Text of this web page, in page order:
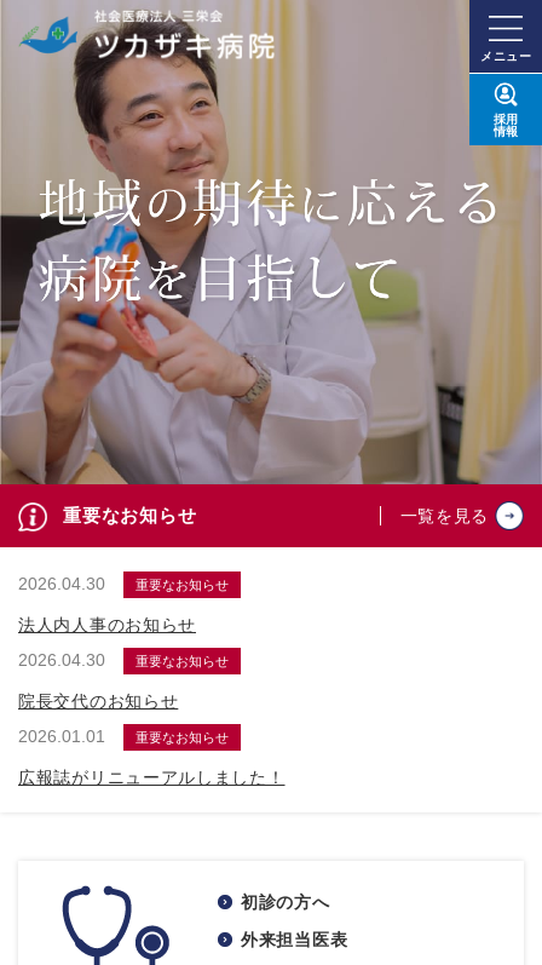
メニュー
採用
情報
重要なお知らせ 一覧を見る
2026.04.30 重要なお知らせ
法人内人事のお知らせ
2026.04.30
重要なお知らせ
院長交代のお知らせ
2026.01.01
重要なお知らせ
広報誌がリニューアルしました！
初診の方へ
外来担当医表